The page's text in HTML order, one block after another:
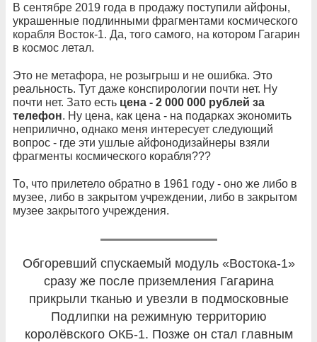
В сентябре 2019 года в продажу поступили айфоны,
украшенные подлинными фрагментами космического
корабля Восток-1. Да, того самого, на котором Гагарин
в космос летал.
Это не метафора, не розыгрыш и не ошибка. Это
реальность. Тут даже конспирологии почти нет. Ну
почти нет. Зато есть цена - 2 000 000 рублей за
телефон. Ну цена, как цена - на подарках экономить
неприлично, однако меня интересует следующий
вопрос - где эти ушлые айфонодизайнеры взяли
фрагменты космического корабля???
То, что прилетело обратно в 1961 году - оно же либо в
музее, либо в закрытом учреждении, либо в закрытом
музее закрытого учреждения.
Обгоревший спускаемый модуль «Востока-1»
сразу же после приземления Гагарина
прикрыли тканью и увезли в подмосковные
Подлипки на режимную территорию
королёвского ОКБ-1. Позже он стал главным